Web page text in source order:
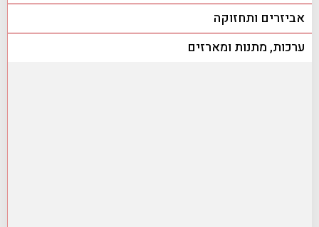
אביזרים ותחזוקה
ערכות, מתנות ומארזים